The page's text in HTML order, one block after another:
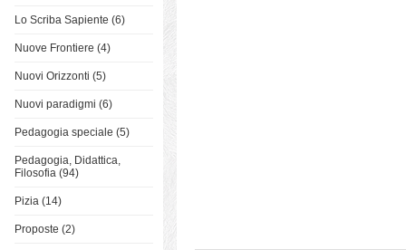
Lo Scriba Sapiente (6)
Nuove Frontiere (4)
Nuovi Orizzonti (5)
Nuovi paradigmi (6)
Pedagogia speciale (5)
Pedagogia, Didattica,
Filosofia (94)
Pizia (14)
Proposte (2)